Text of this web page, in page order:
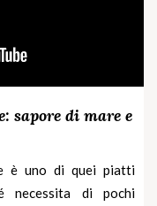
sapore di mare e
è uno di quei piatti
necessita di pochi